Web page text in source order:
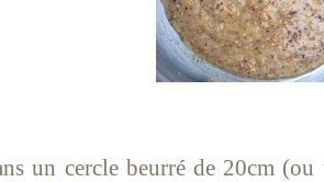
un cercle beurré de 20cm